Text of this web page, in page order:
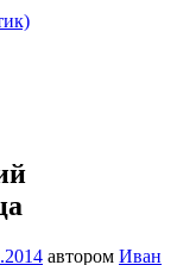
автором Иван